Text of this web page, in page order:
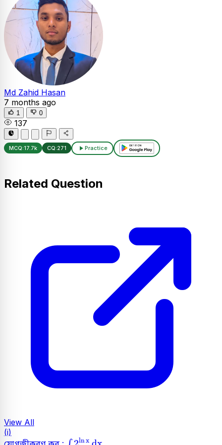
Md Zahid Hasan
7 months ago
1 0
137
MCQ:17.7k CQ:271 Practice
Related Question
View All
(i)
lnx
2lnxdx